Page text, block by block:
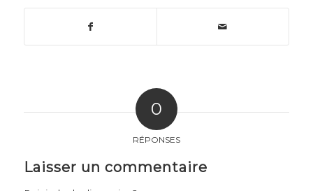
0
RÉPONSES
Laisser un commentaire